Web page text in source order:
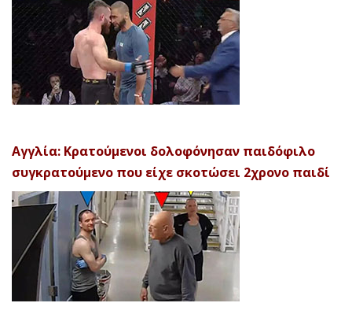
Αγγλία: Κρατούμενοι δολοφόνησαν παιδόφιλο
συγκρατούμενο που είχε σκοτώσει 2χρονο παιδί